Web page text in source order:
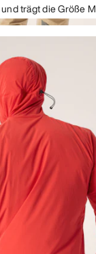
trägt die Größe M